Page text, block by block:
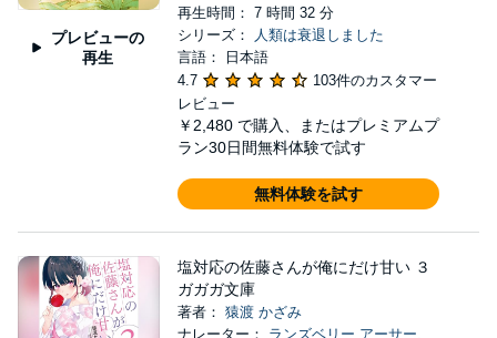
プレビューの
再生
再生時間： 7 時間 32 分
シリーズ：
人類は衰退しました
言語： 日本語
4.7
103件のカスタマー
レビュー
￥2,480 で購入、またはプレミアムプ
ラン30日間無料体験で試す
無料体験を試す
塩対応の佐藤さんが俺にだけ甘い ３
ガガガ文庫
著者： 猿渡 かざみ
ナレーター： ランズベリー アーサー,